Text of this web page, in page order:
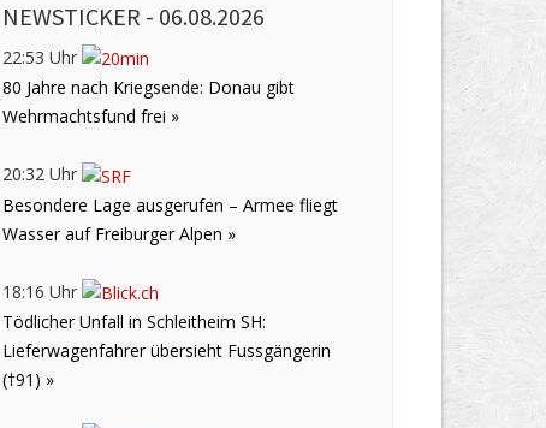
NEWSTICKER - 06.08.2026
22:53 Uhr
80 Jahre nach Kriegsende: Donau gibt
Wehrmachtsfund frei »
20:32 Uhr
Besondere Lage ausgerufen – Armee fliegt
Wasser auf Freiburger Alpen »
18:16 Uhr
Tödlicher Unfall in Schleitheim SH:
Lieferwagenfahrer übersieht Fussgängerin
(†91) »